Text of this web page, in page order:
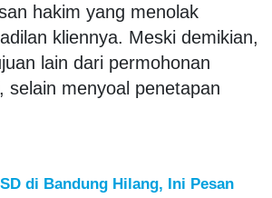
hakim yang menolak
kliennya. Meski demikian,
lain dari permohonan
selain menyoal penetapan
di Bandung Hilang, Ini Pesan